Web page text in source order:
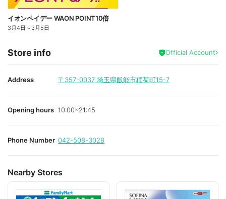
イオンペイデー WAON POINT10倍
3月4日 ～ 3月5日
Store info Official Account
Address 〒357-0037 埼玉県飯能市稲荷町15-7
Opening hours 10:00~21:45
Phone Number 042-508-3028
Nearby Stores